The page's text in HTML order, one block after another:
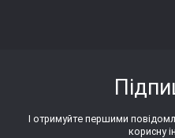
І отримуйте першими
корисну